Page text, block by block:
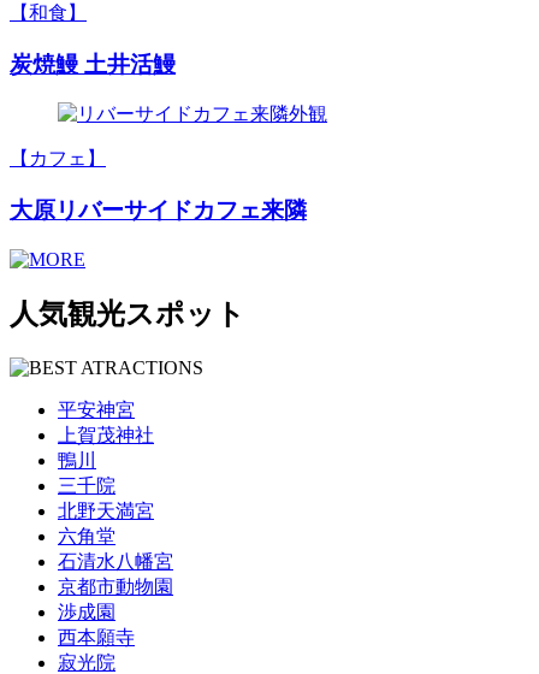
【和食】
炭焼鰻 土井活鰻
【カフェ】
大原リバーサイドカフェ来隣
人気観光スポット
平安神宮
上賀茂神社
鴨川
三千院
北野天満宮
六角堂
石清水八幡宮
京都市動物園
渉成園
西本願寺
寂光院